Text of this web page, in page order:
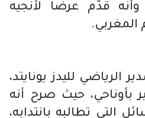
وأنه قدّم عرضاً لأنجيه
الرياضي لليدز يونايتد،
بأوناحي، حيث صرح أنه
التي تطالبه بانتدابه،